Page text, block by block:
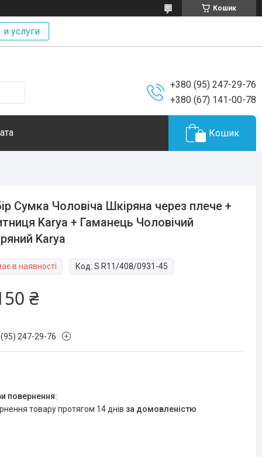
Кошик
услуги
+380 (95) 247-29-76
+380 (67) 141-00-78
Кошик
Сумка Чоловіча Шкіряна через плече +
Karya + Гаманець Чоловічий
Karya
в наявності Код:S R11/408/0931-45
₴
247-29-76
товару протягом 14 днів за домовленістю